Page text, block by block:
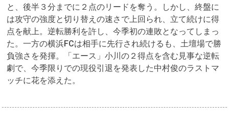
と、後半３分までに２点のリードを奪う。しかし、終盤に
は攻守の強度と切り替えの速さで上回られ、立て続けに得
点を献上。逆転勝利を許し、今季初の連敗となってしまっ
た。一方の横浜FCは相手に先行され続けるも、土壇場で勝
負強さを発揮。「エース」小川の２得点を含む見事な逆転
劇で、今季限りでの現役引退を発表した中村俊のラストマ
ッチに花を添えた。